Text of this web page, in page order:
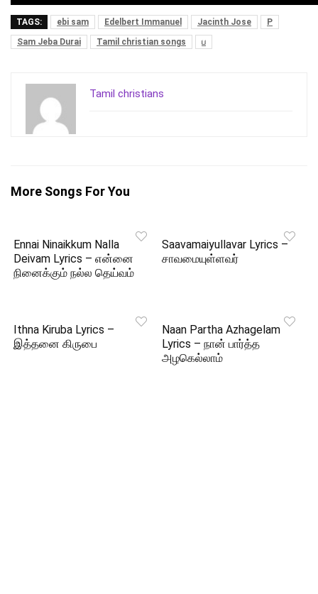
TAGS: ebi sam Edelbert Immanuel Jacinth Jose
P
Sam Jeba Durai
Tamil christian songs ப
Tamil christians
More Songs For You
Ennai Ninaikkum Nalla
Deivam Lyrics – என்னை
நினைக்கும் நல்ல தெய்வம்
Saavamaiyullavar Lyrics –
சாவமையுள்ளவர்
Ithna Kiruba Lyrics –
இத்தனை கிருபை
Naan Partha Azhagelam
Lyrics – நான் பார்த்த
அழகெல்லாம்